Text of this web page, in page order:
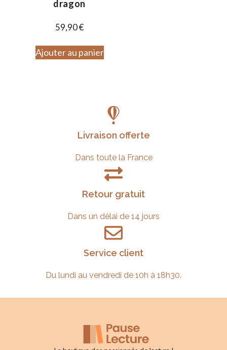
dragon
59,90€
Ajouter au panier
Livraison offerte
Dans toute la France
Retour gratuit
Dans un délai de 14 jours
Service client
Du lundi au vendredi de 10h à 18h30.